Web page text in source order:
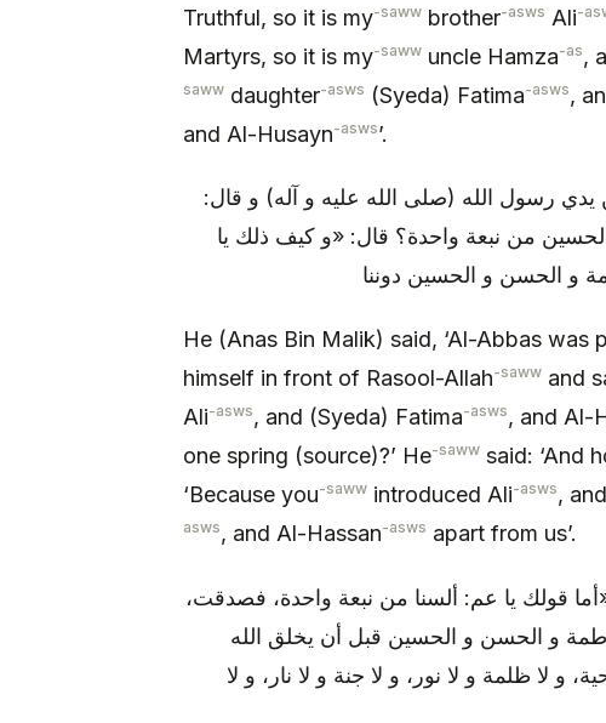
Truthful, so it is my-saww brother-asws Ali-
Martyrs, so it is my-saww uncle Hamza-as,
saww daughter-asws (Syeda) Fatima-asws,
and Al-Husayn-asws’.
رسول الله (صلى الله عليه و آله) و قال:
من نبعة واحدة؟ قال: «و كيف ذلك يا
He (Anas Bin Malik) said, ‘Al-Abbas was
himself in front of Rasool-Allah-saww and
Ali-asws, and (Syeda) Fatima-asws, and Al-
one spring (source)?’ He-saww said: ‘And
‘Because you-saww introduced Ali-asws,
asws, and Al-Hassan-asws apart from us’.
قولك يا عم: ألسنا من نبعة واحدة، فصدقت،
و الحسن و الحسين قبل أن يخلق الله
و لا ظلمة و لا نور، و لا جنة و لا نار، و لا